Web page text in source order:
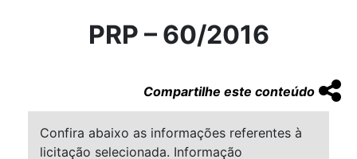
PRP – 60/2016
Compartilhe este conteúdo
Confira abaixo as informações referentes à
licitação selecionada. Informação